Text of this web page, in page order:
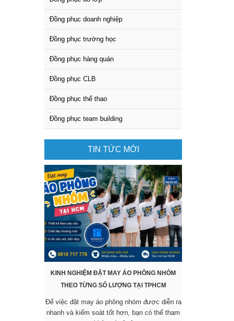
Đồng phục doanh nghiệp
Đồng phục trường học
Đồng phục hàng quán
Đồng phục CLB
Đồng phục thể thao
Đồng phục team building
TIN TỨC MỚI
KINH NGHIỆM ĐẶT MAY ÁO PHÔNG NHÓM
THEO TỪNG SỐ LƯỢNG TẠI TPHCM
Để việc đặt may áo phông nhóm được diễn ra
nhanh và kiểm soát tốt hơn, bạn có thể tham